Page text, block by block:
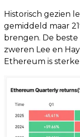
Historisch gezien
gemiddeld maar
brengen. De beste
zweren Lee en
Ethereum is